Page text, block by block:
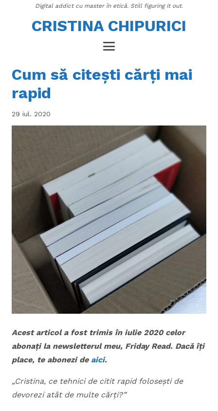
Digital addict cu master în etică. Still figuring it out.
CRISTINA CHIPURICI
Cum să citești cărți mai
rapid
29 iul. 2020
Acest articol a fost trimis în iulie 2020 celor
abonați la newsletterul meu, Friday Read. Dacă îți
place, te abonezi de aici.
„Cristina, ce tehnici de citit rapid folosești de
devorezi atât de multe cărți?”